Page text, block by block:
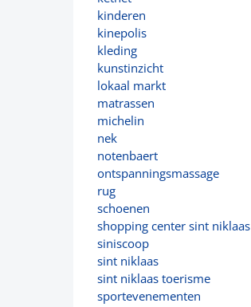
kinderen
kinepolis
kleding
kunstinzicht
lokaal markt
matrassen
michelin
nek
notenbaert
ontspanningsmassage
rug
schoenen
shopping center sint niklaas
siniscoop
sint niklaas
sint niklaas toerisme
sportevenementen